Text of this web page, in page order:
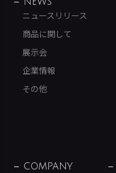
ニュースリリース
商品に関して
展示会
企業情報
その他
COMPANY